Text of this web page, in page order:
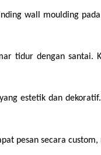
wall moulding
tidur dengan santai.
estetik dan
pesan secara